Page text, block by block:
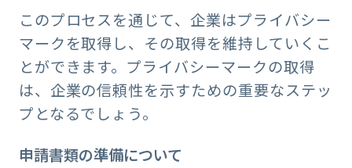
このプロセスを通じて、企業はプライバシー
マークを取得し、その取得を維持していくこ
とができます。プライバシーマークの取得
は、企業の信頼性を示すための重要なステッ
プとなるでしょう。
申請書類の準備について